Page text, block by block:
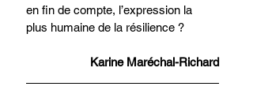
en fin de compte, l’expression la
plus humaine de la résilience ?
Karine Maréchal-Richard